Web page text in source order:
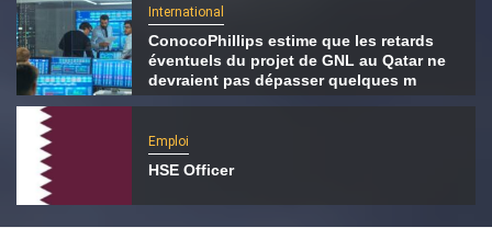
International
ConocoPhillips estime que les retards
éventuels du projet de GNL au Qatar ne
devraient pas dépasser quelques m
Emploi
HSE Officer